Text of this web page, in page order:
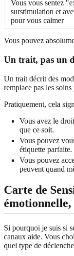
Vous vous sentez
surstimulation et
pour vous calmer
Vous pouvez
Un trait, pas un
Un trait décrit des
remplace pas les
Pratiquement, cela
Vous avez le
que ce soit.
Vous pouvez
étiquette parfaite.
Vous pouvez
peuvent quand
Carte de
émotionnelle,
Si pourquoi je suis si
canaux aide. Vous
quel type de